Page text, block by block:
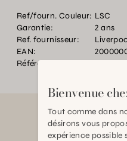
Ref/fourn. Couleur: LSC
Garantie:
2 ans
Ref. fournisseur:
EAN:
Référence:
Bienvenue
Tout comme dans
désirons vous
expérience possible